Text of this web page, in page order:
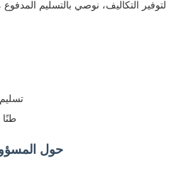
لتوفير التكاليف، نوصي بالتسليم
تسليم 20 يومًا لحاوية 40 قدم
850
حول